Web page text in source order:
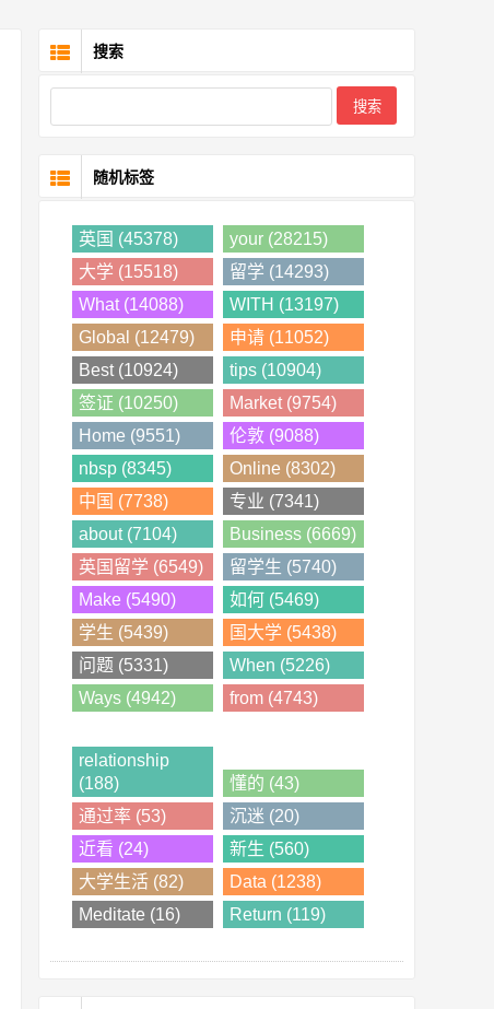
搜索
随机标签
英国 (45378)
your (28215)
大学 (15518)
留学 (14293)
What (14088)
WITH (13197)
Global (12479)
申请 (11052)
Best (10924)
tips (10904)
签证 (10250)
Market (9754)
Home (9551)
伦敦 (9088)
nbsp (8345)
Online (8302)
中国 (7738)
专业 (7341)
about (7104)
Business (6669)
英国留学 (6549)
留学生 (5740)
Make (5490)
如何 (5469)
学生 (5439)
国大学 (5438)
问题 (5331)
When (5226)
Ways (4942)
from (4743)
relationship
(188)
懂的 (43)
通过率 (53)
沉迷 (20)
近看 (24)
新生 (560)
大学生活 (82)
Data (1238)
Meditate (16)
Return (119)